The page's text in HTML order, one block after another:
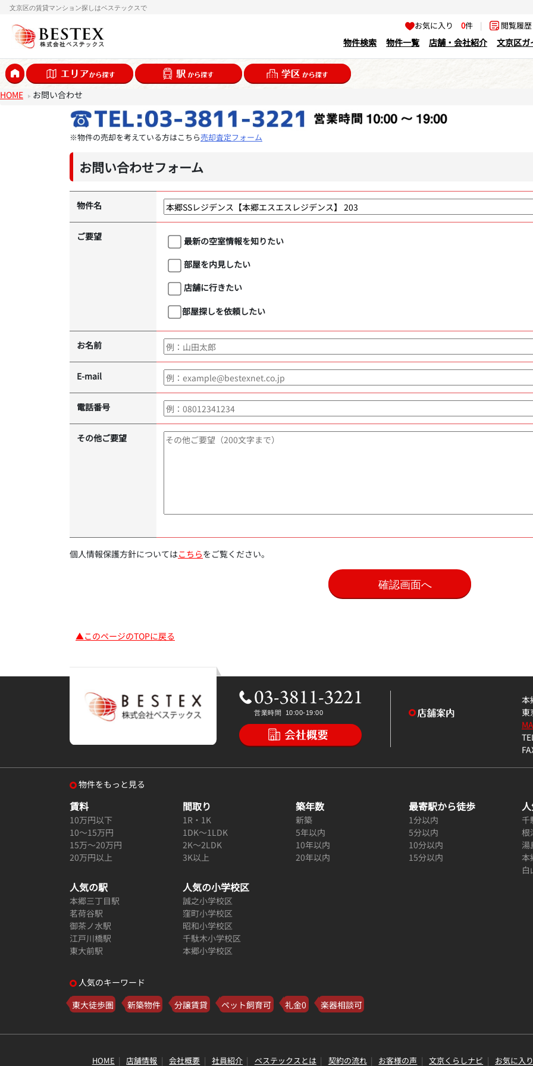
文京区の賃貸マンション探しはベステックスで
お気に入り0件 | 閲覧履
物件検索 物件一覧 店舗・会社紹介 文京区ガ
HOME お問い合わせ
※物件の売却を考えている方はこちら売却査定フォーム
お問い合わせフォーム
物件名
ご要望
最新の空室情報を知りたい
部屋を内見したい
店舗に行きたい
部屋探しを依頼したい
お名前
E-mail
電話番号
その他ご要望
個人情報保護方針についてはこちらをご覧ください。
▲このページのTOPに戻る
本
東
物件をもっと見る
賃料
10万円以下
10～15万円
15万～20万円
20万円以上
間取り
1R・1K
1DK～1LDK
2K～2LDK
3K以上
築年数
新築
5年以内
10年以内
20年以内
最寄駅から徒歩
1分以内
5分以内
10分以内
15分以内
千
根
湯
本
白
人気の駅
本郷三丁目駅
茗荷谷駅
御茶ノ水駅
江戸川橋駅
東大前駅
人気の小学校区
誠之小学校区
窪町小学校区
昭和小学校区
千駄木小学校区
本郷小学校区
人気のキーワード
東大徒歩圏
新築物件 分譲賃貸 ペット飼育可 礼金0 楽器相談可
HOME 店舗情報 会社概要 社員紹介 ベステックスとは 契約の流れ お客様の声 文京くらしナビ お気に入